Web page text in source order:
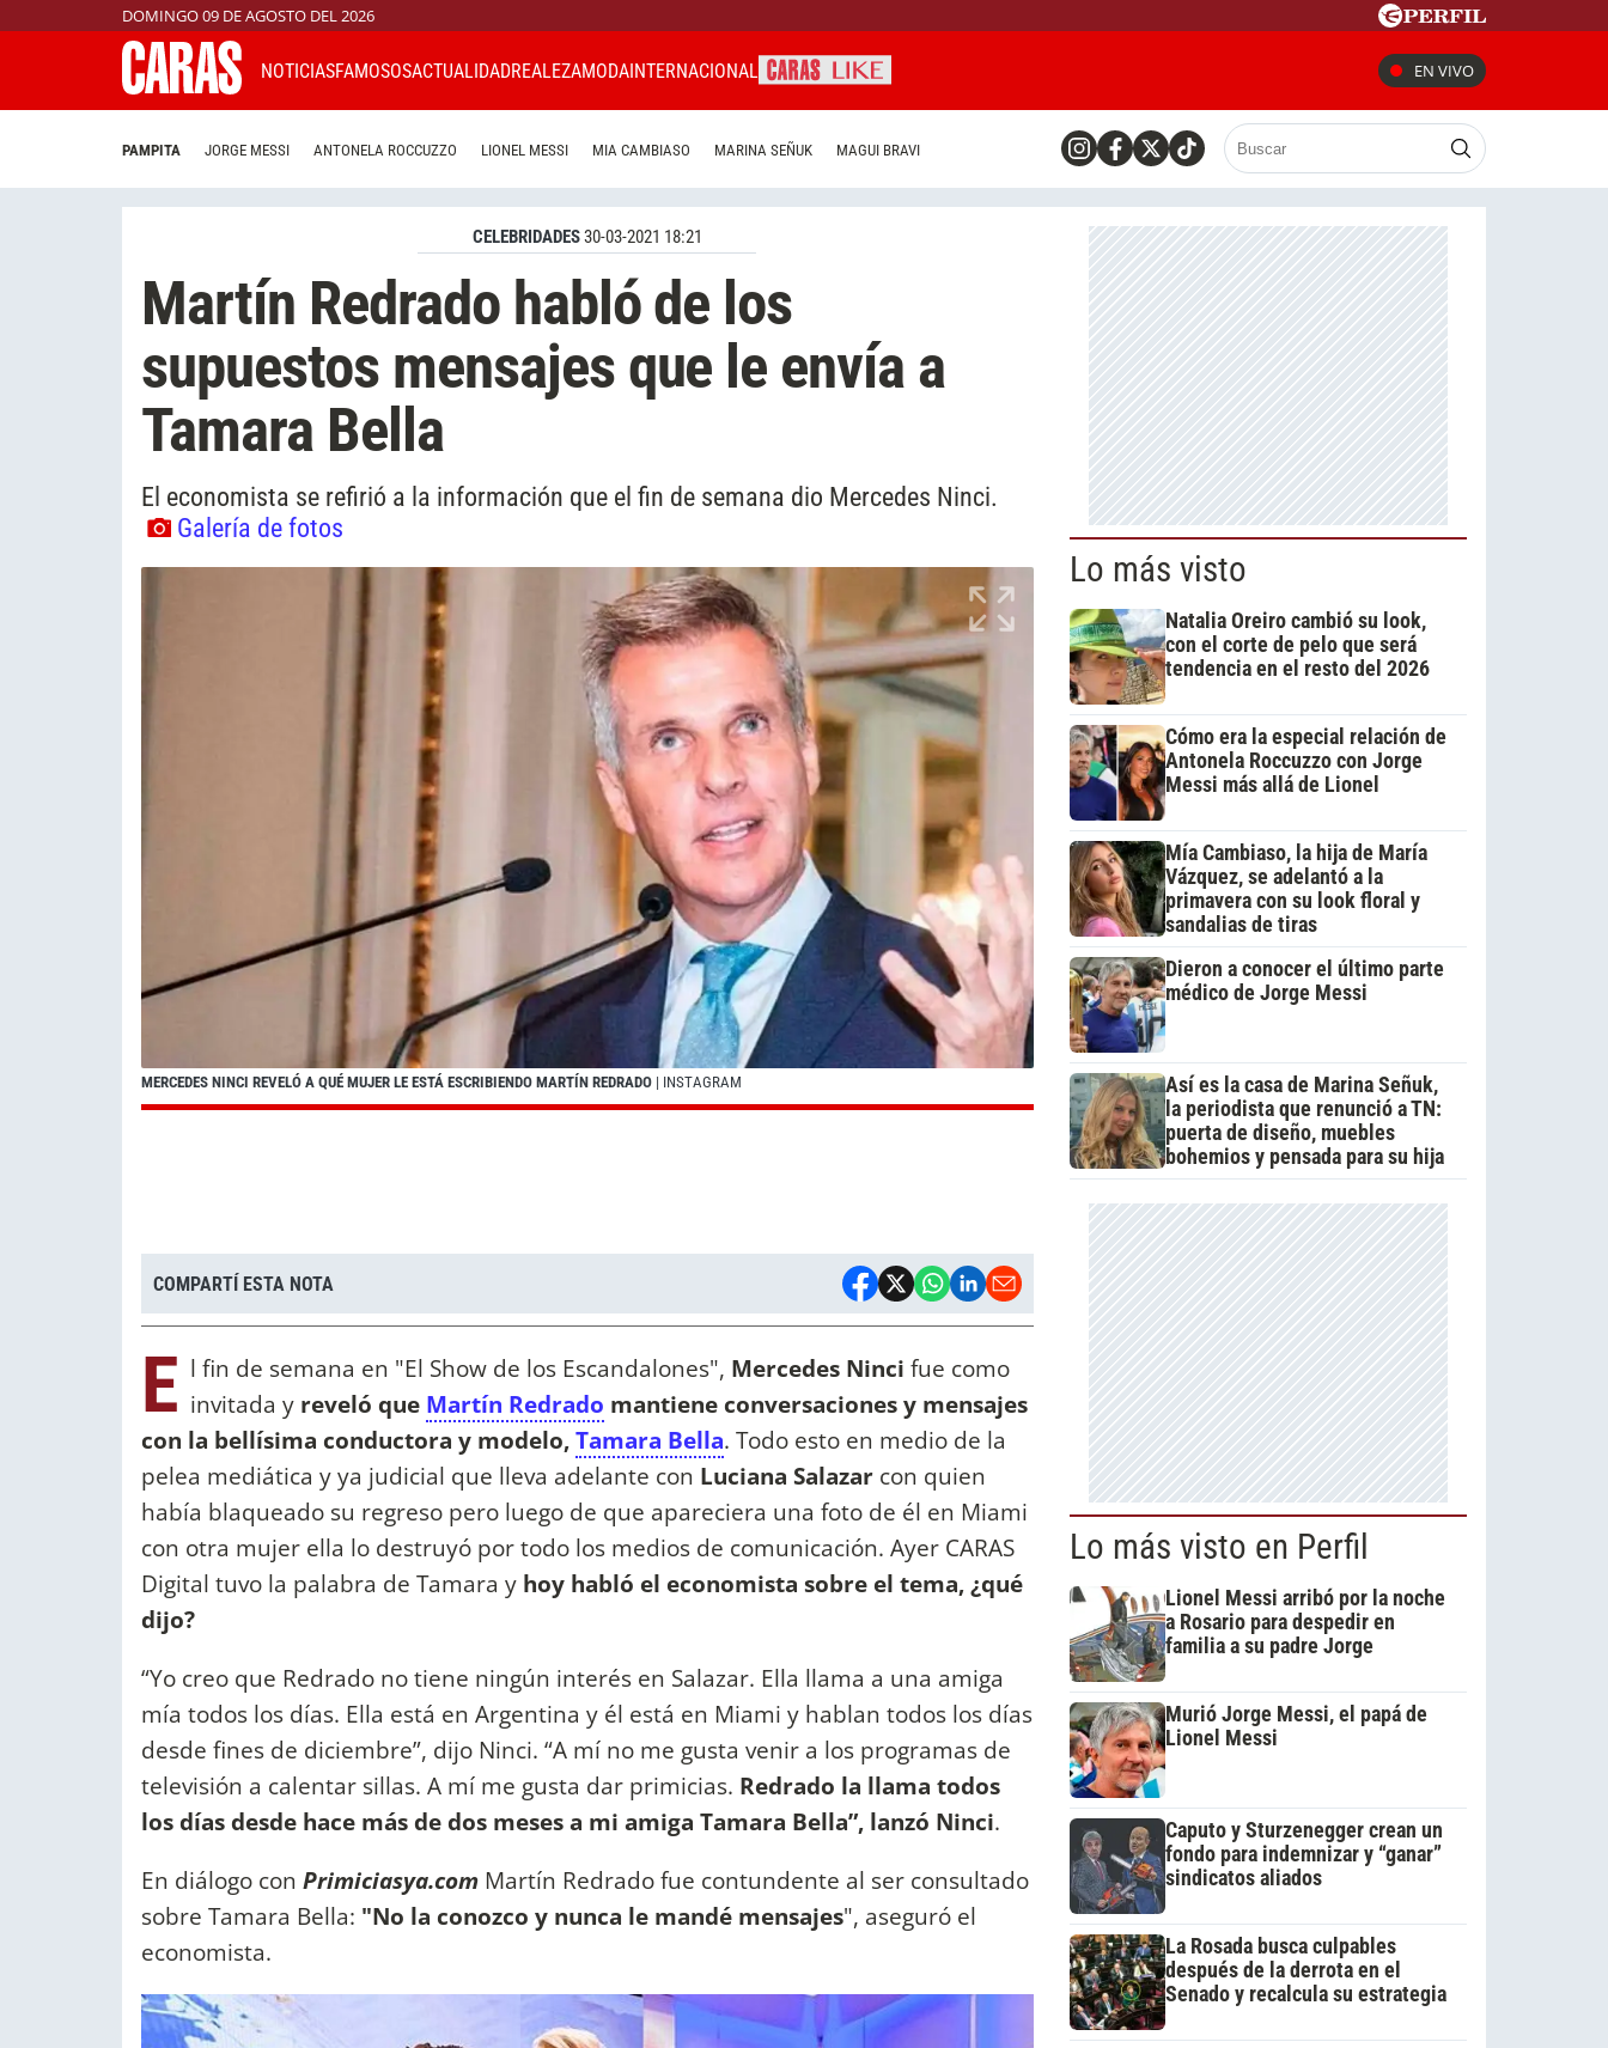
DOMINGO 09 DE AGOSTO DEL 2026
NOTICIASFAMOSOSACTUALIDADREALEZAMODAINTERNACIONAL EN VIVO
PAMPITA JORGE MESSI ANTONELA ROCCUZZO LIONEL MESSI MIA CAMBIASO MARINA SEÑUK MAGUI BRAVI
CELEBRIDADES30-03-2021 18:21
Martín Redrado habló de los
supuestos mensajes que le envía a
Tamara Bella
El economista se refirió a la información que el fin de semana dio Mercedes Ninci.
Galería de fotos
MERCEDES NINCI REVELÓ A QUÉ MUJER LE ESTÁ ESCRIBIENDO MARTÍN REDRADO | INSTAGRAM
COMPARTÍ ESTA NOTA
E l fin de semana en "El Show de los Escandalones", Mercedes Ninci fue como
invitada y reveló que Martín Redrado mantiene conversaciones y mensajes
con la bellísima conductora y modelo,Tamara Bella. Todo esto en medio de la
pelea mediática y ya judicial que lleva adelante con Luciana Salazar con quien
había blaqueado su regreso pero luego de que apareciera una foto de él en Miami
con otra mujer ella lo destruyó por todo los medios de comunicación. Ayer CARAS
Digital tuvo la palabra de Tamara y hoy habló el economista sobre el tema, ¿qué
dijo?
“Yo creo que Redrado no tiene ningún interés en Salazar. Ella llama a una amiga
mía todos los días. Ella está en Argentina y él está en Miami y hablan todos los días
desde fines de diciembre”, dijo Ninci. “A mí no me gusta venir a los programas de
televisión a calentar sillas. A mí me gusta dar primicias. Redrado la llama todos
los días desde hace más de dos meses a mi amiga Tamara Bella”, lanzó Ninci.
En diálogo con Primiciasya.com Martín Redrado fue contundente al ser consultado
sobre Tamara Bella: "No la conozco y nunca le mandé mensajes", aseguró el
economista.
Lo más visto
Natalia Oreiro cambió su look,
con el corte de pelo que será
tendencia en el resto del 2026
Cómo era la especial relación de
Antonela Roccuzzo con Jorge
Messi más allá de Lionel
Mía Cambiaso, la hija de María
Vázquez, se adelantó a la
primavera con su look floral y
sandalias de tiras
Dieron a conocer el último parte
médico de Jorge Messi
Así es la casa de Marina Señuk,
la periodista que renunció a TN:
puerta de diseño, muebles
bohemios y pensada para su hija
Lo más visto en Perfil
Lionel Messi arribó por la noche
a Rosario para despedir en
familia a su padre Jorge
Murió Jorge Messi, el papá de
Lionel Messi
Caputo y Sturzenegger crean un
fondo para indemnizar y “ganar”
sindicatos aliados
La Rosada busca culpables
después de la derrota en el
Senado y recalcula su estrategia